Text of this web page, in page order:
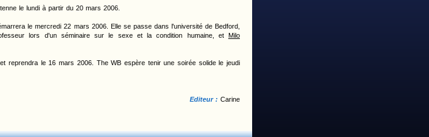
le lundi à partir du 20 mars 2006.
le mercredi 22 mars 2006. Elle se passe dans l'université de Bedford,
lors d'un séminaire sur le sexe et la condition humaine, et Milo
reprendra le 16 mars 2006. The WB espère tenir une soirée solide le jeudi
Editeur : Carine